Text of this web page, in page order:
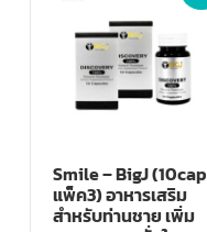
Smile – BigJ (10cap
แพ็ค3) อาหารเสริม
สำหรับท่านชาย เพิ่ม